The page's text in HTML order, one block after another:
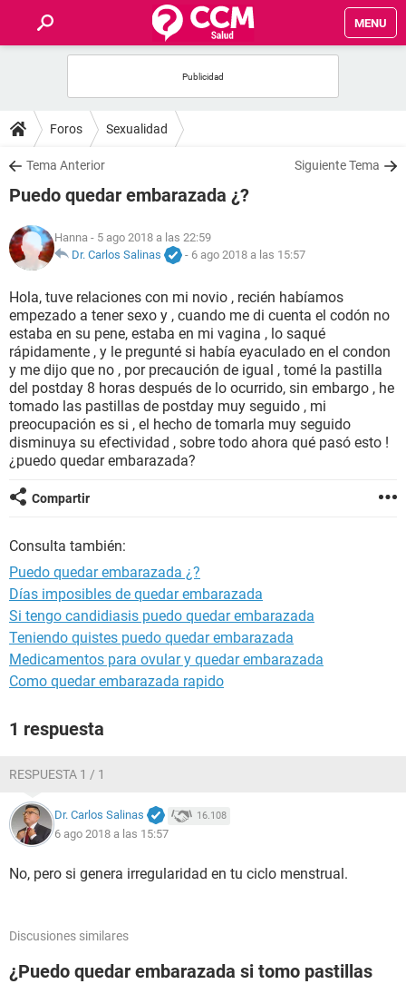
MENU
FOROS
SALUD
NUTRICIÓN
BIENESTAR
SEXUALIDAD
GLOSARIO
Foros Sexualidad
Tema Anterior Siguiente Tema
Puedo quedar embarazada ¿?
Hanna - 5 ago 2018 a las 22:59
Dr. Carlos Salinas
- 6 ago 2018 a las 15:57
Hola, tuve relaciones con mi novio , recién habíamos
empezado a tener sexo y , cuando me di cuenta el codón no
estaba en su pene, estaba en mi vagina , lo saqué
rápidamente , y le pregunté si había eyaculado en el condon
y me dijo que no , por precaución de igual , tomé la pastilla
del postday 8 horas después de lo ocurrido, sin embargo , he
tomado las pastillas de postday muy seguido , mi
preocupación es si , el hecho de tomarla muy seguido
disminuya su efectividad , sobre todo ahora qué pasó esto !
¿puedo quedar embarazada?
Compartir
Consulta también:
Puedo quedar embarazada ¿?
Días imposibles de quedar embarazada
Si tengo candidiasis puedo quedar embarazada
Teniendo quistes puedo quedar embarazada
Medicamentos para ovular y quedar embarazada
Como quedar embarazada rapido
1 respuesta
RESPUESTA 1 / 1
Dr. Carlos Salinas 16.108
6 ago 2018 a las 15:57
No, pero si genera irregularidad en tu ciclo menstrual.
Discusiones similares
¿Puedo quedar embarazada si tomo pastillas